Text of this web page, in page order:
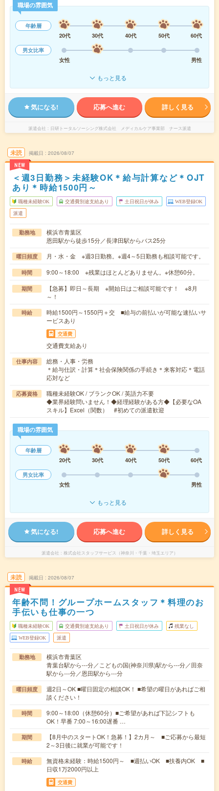
職場の雰囲気
年齢層
20代
30代 40代 50代
60代
男女比率
女性
男性
もっと見る
気になる! 応募へ進む 詳しく見る
派遣会社 日研トータルソーシング株式会社 メディカルケア事業部 ナース派遣
未読
NEW
掲載日 2026/08/07
＜週3日勤務＞未経験OK＊給与計算など＊OJT
あり＊時給1500円～
職種未経験OK 交通費別途支給あり 土日祝日が休み WEB登録OK
派遣
勤務地
横浜市青葉区
恩田駅から徒歩15分／長津田駅からバス25分
曜日頻度 月・水・金 ※週3日勤務。※週4～5日勤務も相談可能です。
時間 9:00～18:00 ※残業はほとんどありません。※休憩60分。
期間
【急募】即日～長期 ※開始日はご相談可能です！ ※8月
～！
時給
時給1500円～1550円＋交 ■給与の前払いが可能な速払いサ
ービスあり
交通費
交通費支給あり
仕事内容
総務・人事・労務
＊給与仕訳・計算＊社会保険関係の手続き＊来客対応＊電話
応対など
応募資格
職種未経験OK / ブランクOK / 英語力不要
◆業界経験問いません！◆経理経験がある方◆【必要なOA
スキル】Excel（関数） #初めての派遣歓迎
職場の雰囲気
年齢層
20代
30代 40代 50代
60代
男女比率
女性
男性
もっと見る
気になる! 応募へ進む 詳しく見る
派遣会社 株式会社スタッフサービス（神奈川・千葉・埼玉エリア）
未読
NEW
掲載日 2026/08/07
年齢不問！グループホームスタッフ＊料理のお
手伝いも仕事の一つ
職種未経験OK 交通費別途支給あり 土日祝日が休み 残業なし
WEB登録OK 派遣
勤務地
横浜市青葉区
青葉台駅から---分／こどもの国(神奈川県)駅から---分／田奈
駅から---分／恩田駅から---分
曜日頻度
週2日～OK ■曜日固定の相談OK！ ■希望の曜日があればご相
談ください！
時間
9:00～18:00（休憩60分）■ご希望があれば下記シフトも
OK！早番 7:00～16:00遅番 …
期間
【8月中のスタートOK！急募！】2カ月～ ■ご応募から最短
2～3日後に就業が可能です！
時給
無資格未経験：時給1500円～ ■週払いOK ■扶養内OK ■
日収1万2000円以上
交通費